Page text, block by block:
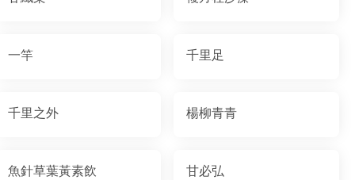
一竿 千里足
千里之外 楊柳青青
魚針草葉黃素飲 甘必弘